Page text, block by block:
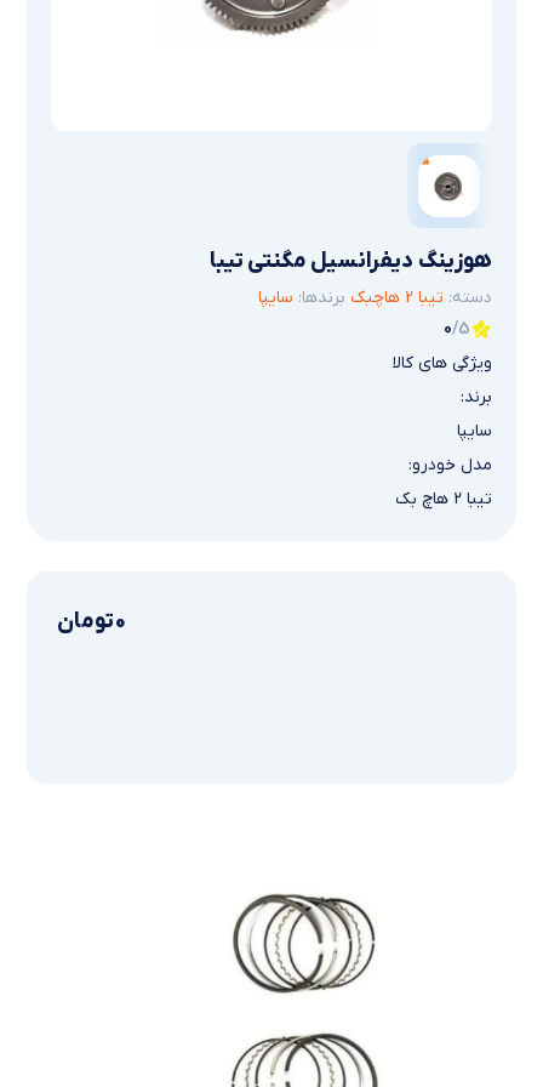
هوزینگ دیفرانسیل مگنتی تیبا
دسته: تیبا 2 هاچبک برندها: سایپا
0/5
ویژگی های کالا
برند:
سایپا
مدل خودرو:
تیبا ۲ هاچ بک
0تومان